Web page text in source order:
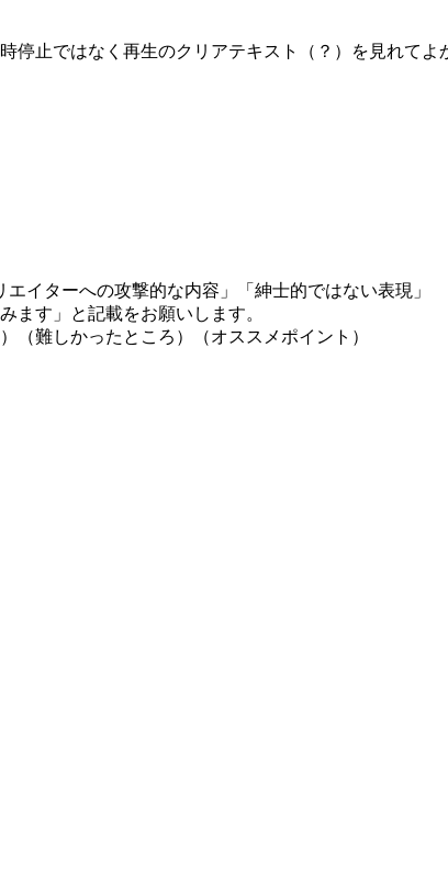
停止ではなく再生のクリアテキスト（？）を見れてよ
イターへの攻撃的な内容」「紳士的ではない表現」
ます」と記載をお願いします。
（難しかったところ）（オススメポイント）